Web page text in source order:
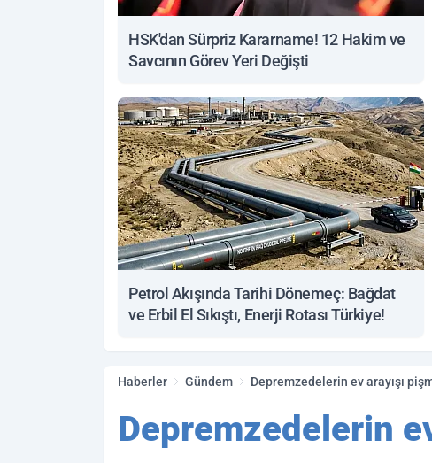
HSK'dan Sürpriz Kararname! 12 Hakim ve
Savcının Görev Yeri Değişti
Petrol Akışında Tarihi Dönemeç: Bağdat
ve Erbil El Sıkıştı, Enerji Rotası Türkiye!
Haberler Gündem Depremzedelerin ev arayışı
Depremzedelerin